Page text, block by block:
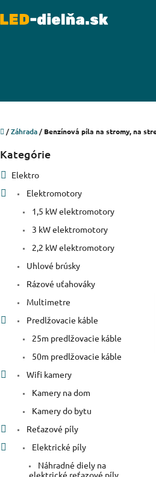
Domov
/Záhrada/ Benzínová píla na stromy, na
Preskočiť
Kategórie
Elektro
Elektromotory
1,5 kW elektromotory
3 kW elektromotory
2,2 kW elektromotory
Uhlové brúsky
Rázové uťahováky
Multimetre
Predlžovacie káble
25m predlžovacie káble
50m predlžovacie káble
Wifi kamery
Kamery na dom
Kamery do bytu
Reťazové píly
Elektrické píly
Náhradné diely na
elektrické reťazové píly